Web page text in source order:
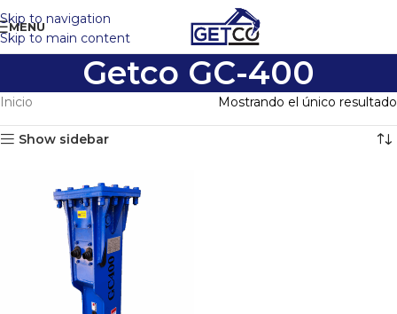
Skip to navigation
Skip to main content
MENU
Getco GC-400
Inicio Mostrando el único resultado
Show sidebar